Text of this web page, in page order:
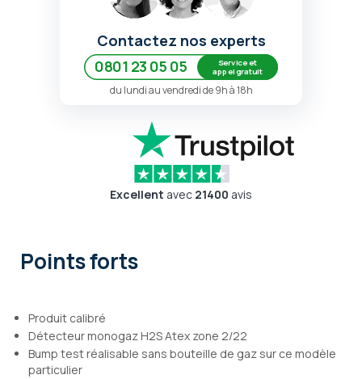
Contactez nos experts
0801 23 05 05
Service et
appel gratuit
du lundi au vendredi de 9h à 18h
Excellent avec 21400 avis
Points forts
Produit calibré
Détecteur monogaz H2S Atex zone 2/22
Bump test réalisable sans bouteille de gaz sur ce modèle
particulier